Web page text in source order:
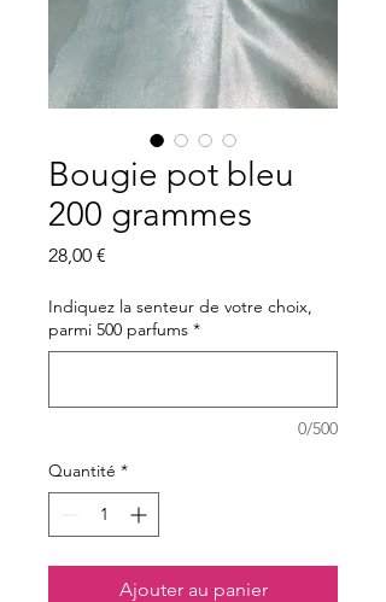
Bougie pot bleu
200 grammes
28,00 €
Indiquez la senteur de votre choix,
parmi 500 parfums *
0/500
Quantité *
Ajouter au panier